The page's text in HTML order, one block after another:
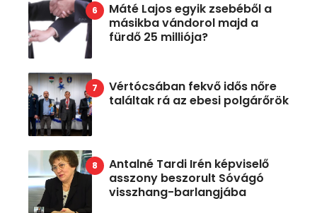
Máté Lajos egyik zsebéből a
másikba vándorol majd a
fürdő 25 milliója?
Vértócsában fekvő idős nőre
találtak rá az ebesi polgárőrök
Antalné Tardi Irén képviselő
asszony beszorult Sóvágó
visszhang-barlangjába